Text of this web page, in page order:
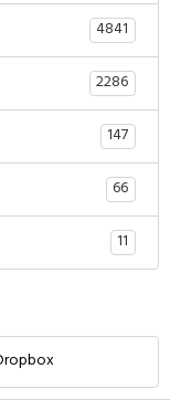
4841
2286
147
66
11